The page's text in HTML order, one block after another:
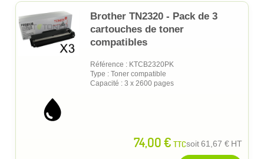
Brother TN2320 - Pack de 3
cartouches de toner
compatibles
Référence : KTCB2320PK
Type : Toner compatible
Capacité : 3 x 2600 pages
74,00 € TTCsoit61,67 € HT